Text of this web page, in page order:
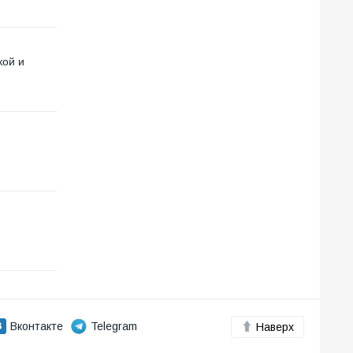
и
Вконтакте
Telegram
Наверх